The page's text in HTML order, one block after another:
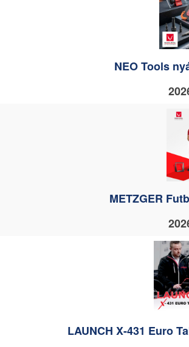
NEO Tools
METZGER
LAUNCH X-431 Euro